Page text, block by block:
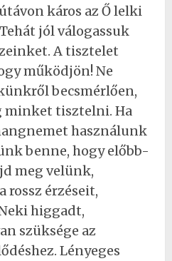
káros az Ő lelki
jól válogassuk
A tisztelet
működjön! Ne
becsmérlően,
minket tisztelni. Ha
használunk
benne, hogy előbb-
meg velünk,
rossz érzéseit,
higgadt,
szüksége az
Lényeges